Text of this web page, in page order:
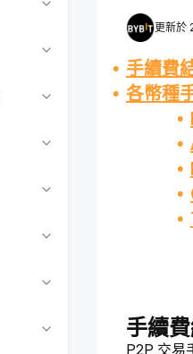
更新於
手續費
各幣種
手續
P2P 交易